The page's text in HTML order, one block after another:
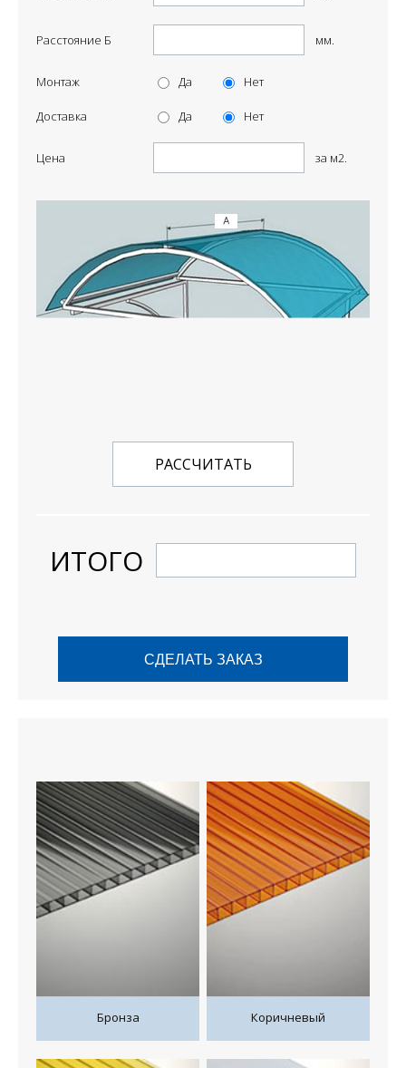
Расстояние Б мм.
Монтаж Да Нет
Доставка Да Нет
Цена за м2.
РАССЧИТАТЬ
ИТОГО
СДЕЛАТЬ ЗАКАЗ
Бронза Коричневый